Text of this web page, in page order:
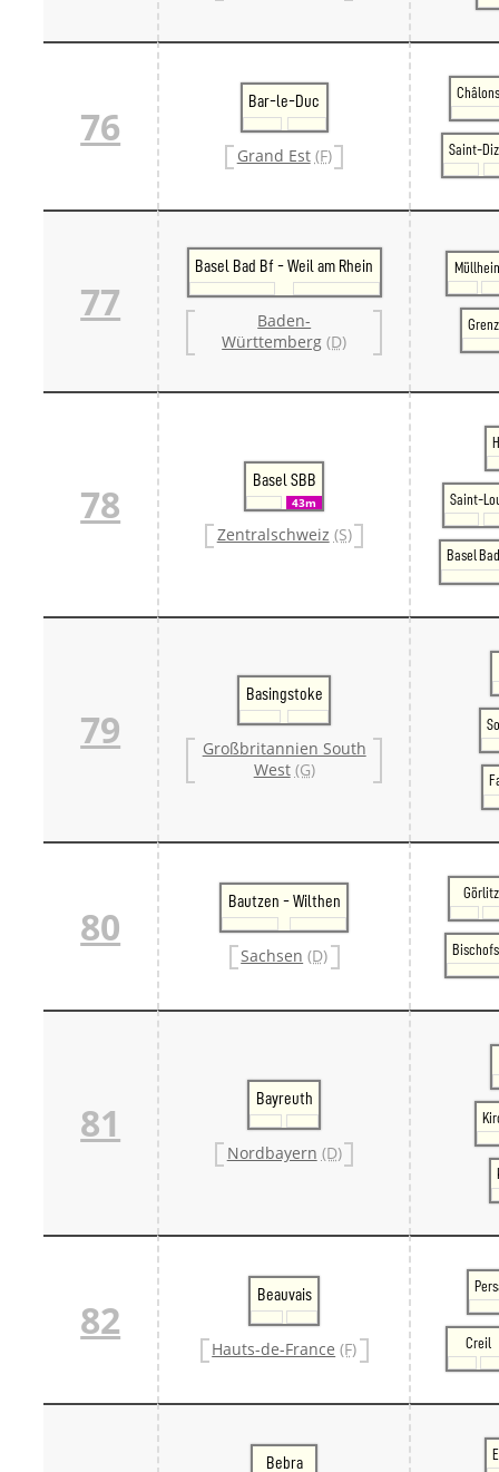
76
Bar-le-Duc
Grand Est (F) Saint-
77
Basel Bad Bf - Weil am Rhein
Baden-
Württemberg (D)
78
Basel SBB
43m
Zentralschweiz (S)
Saint-
Basel
79
Basingstoke
Großbritannien South
West (G)
80
Bautzen - Wilthen
Sachsen (D)
Görlitz
81
Bayreuth
Nordbayern (D)
82
Beauvais
Hauts-de-France (F) Creil
Bebra